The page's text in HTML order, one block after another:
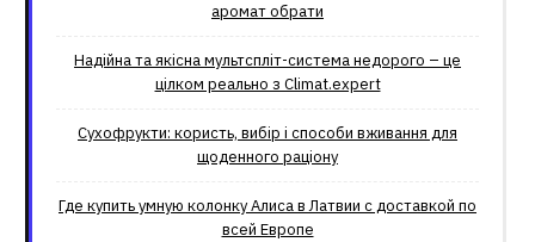
аромат обрати
Надійна та якісна мультспліт-система недорого – це
цілком реально з Climat.еxpert
Сухофрукти: користь, вибір і способи вживання для
щоденного раціону
Где купить умную колонку Алиса в Латвии с доставкой по
всей Европе